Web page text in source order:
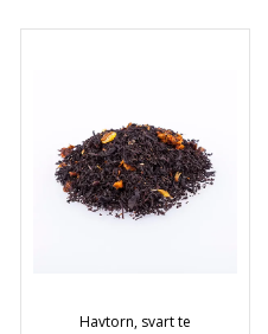
Havtorn, svart te